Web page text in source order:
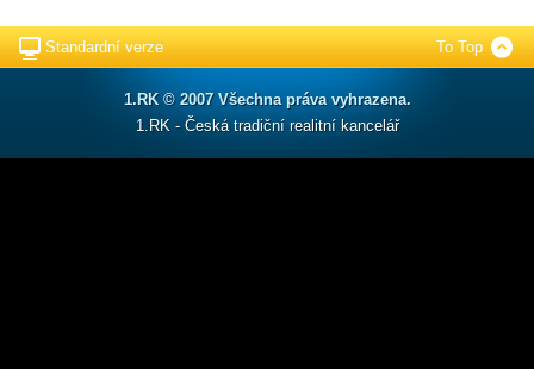
Standardní verze To Top
1.RK © 2007 Všechna práva vyhrazena.
1.RK - Česká tradiční realitní kancelář